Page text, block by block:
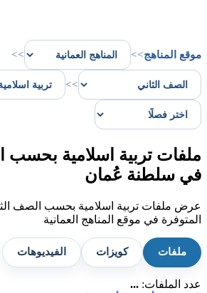
موقع المناهج>>
>>
>>
ملفات تربية اسلامية بحسب
في سلطنة عُمان
عرض ملفات تربية اسلامية بحسب الصف
المتوفرة في موقع المناهج العمانية
ملفات كويزات الفيديوهات
عدد الملفات: ...